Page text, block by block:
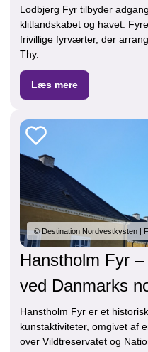
Lodbjerg Fyr tilbyder
klitlandskabet og havet.
frivillige fyrværter, der
Thy.
Læs mere
© Destination Nordvestkysten |
Hanstholm Fyr
ved Danmarks
Hanstholm Fyr er et
kunstaktiviteter, omgivet af
over Vildtreservatet og